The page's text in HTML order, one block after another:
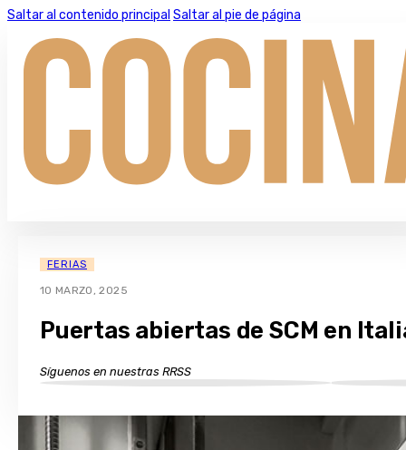
Saltar al contenido principal Saltar al pie de página
FERIAS
10 MARZO, 2025
Puertas abiertas de SCM en
Síguenos en nuestras RRSS